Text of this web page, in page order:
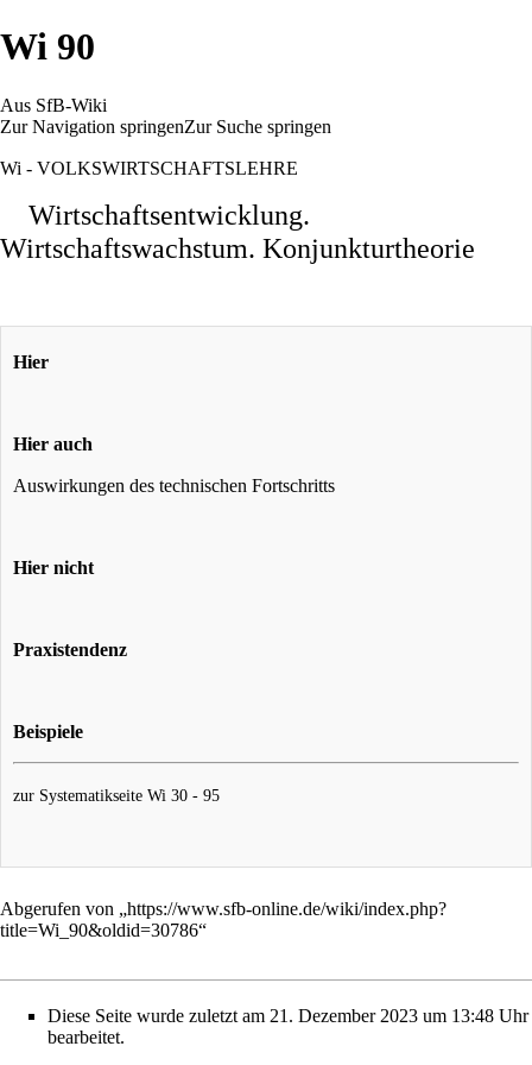
Wi 90
Aus SfB-Wiki
Zur Navigation springenZur Suche springen
Wi - VOLKSWIRTSCHAFTSLEHRE
Wirtschaftsentwicklung.
Wirtschaftswachstum. Konjunkturtheorie
Hier
Hier auch
Auswirkungen des technischen Fortschritts
Hier nicht
Praxistendenz
Beispiele
zur Systematikseite Wi 30 - 95
Abgerufen von „https://www.sfb-online.de/wiki/index.php?
title=Wi_90&oldid=30786“
Diese Seite wurde zuletzt am 21. Dezember 2023 um 13:48 Uhr
bearbeitet.